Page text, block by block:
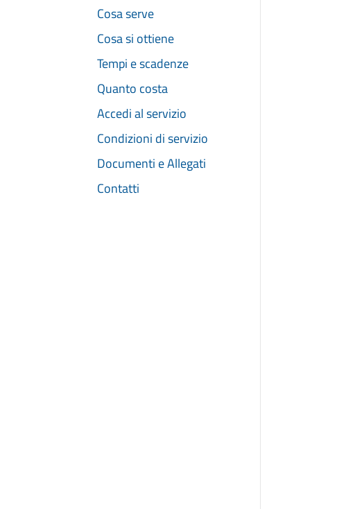
Cosa serve
Cosa si ottiene
Tempi e scadenze
Quanto costa
Accedi al servizio
Condizioni di servizio
Documenti e Allegati
Contatti